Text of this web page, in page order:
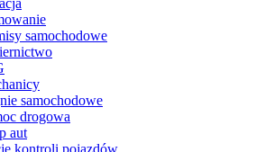
samochodowe
samochodowe
drogowa
aut
kontroli pojazdów